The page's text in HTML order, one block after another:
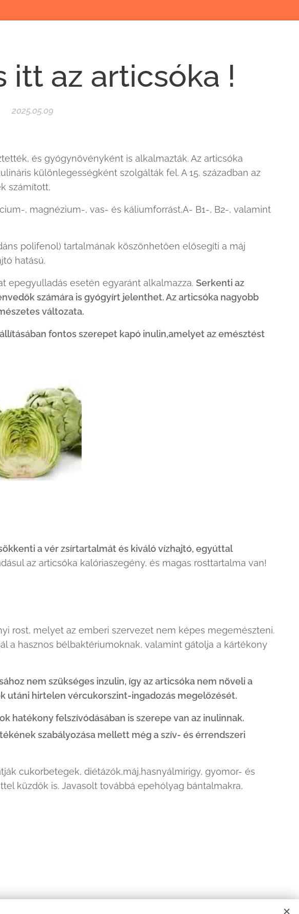
itt az articsóka !
2025.05.09
és gyógynövényként is alkalmazták. Az articsóka
különlegességként szolgálták fel. A 15. században az
számított,
, magnézium-, vas- és káliumforrást,A- B1-, B2-, valamint
polifenol) tartalmának köszönhetően elősegíti a máj
hatású.
epegyulladás esetén egyaránt alkalmazza. Serkenti az
számára is gyógyírt jelenthet. Az articsóka nagyobb
változata.
fontos szerepet kapó inulin,amelyet az emésztést
a vér zsírtartalmát és kiváló vízhajtó, egyúttal
az articsóka kalóriaszegény, és magas rosttartalma van!
rost, melyet az emberi szervezet nem képes megemészteni.
a hasznos bélbaktériumoknak, valamint gátolja a kártékony
nem szükséges inzulin, így az articsóka nem növeli a
utáni hirtelen vércukorszint-ingadozás megelőzését.
hatékony felszívódásában is szerepe van az inulinnak.
szabályozása mellett még a szív- és érrendszeri
cukorbetegek, diétázók,máj,hasnyálmirigy, gyomor- és
küzdők is. Javasolt továbbá epehólyag bántalmakra,